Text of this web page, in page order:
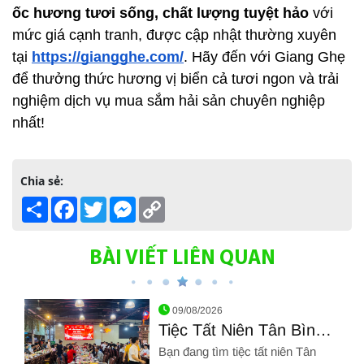
ốc hương tươi sống, chất lượng tuyệt hảo với
mức giá cạnh tranh, được cập nhật thường xuyên
tại https://giangghe.com/. Hãy đến với Giang Ghẹ
để thưởng thức hương vị biển cả tươi ngon và trải
nghiệm dịch vụ mua sắm hải sản chuyên nghiệp
nhất!
Chia sẻ:
Share Facebook
TwitterMessenger
BÀI VIẾT LIÊN QUAN
09/08/2026
Tiệc Tất Niên Tân Bình –
Nơi Đặt Tiệc Giá Rẻ, Hải
Bạn đang tìm tiệc tất niên Tân